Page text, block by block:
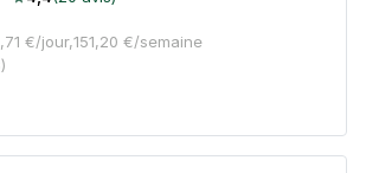
€/jour,151,20 €/semaine